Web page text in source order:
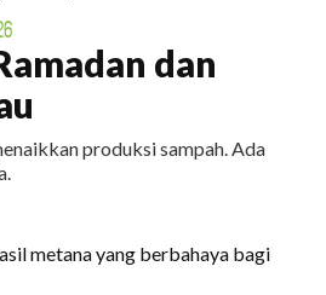
dan
produksi sampah. Ada